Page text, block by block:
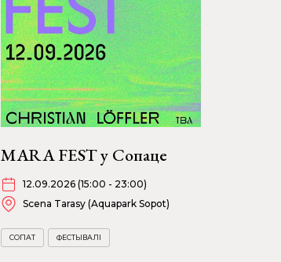
MARA FEST у Сопаце
12.09.2026 (15:00 - 23:00)
Scena Tarasy (Aquapark Sopot)
СОПАТ ФЕСТЫВАЛІ